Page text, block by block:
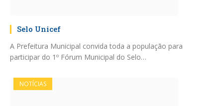
Selo Unicef
A Prefeitura Municipal convida toda a população para
participar do 1º Fórum Municipal do Selo…
NOTÍCIAS